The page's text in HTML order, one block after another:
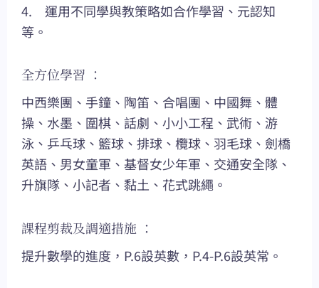
4. 運用不同學與教策略如合作學習、元認知
等。
全方位學習 ：
中西樂團、手鐘、陶笛、合唱團、中國舞、體
操、水墨、圍棋、話劇、小小工程、武術、游
泳、乒乓球、籃球、排球、欖球、羽毛球、劍橋
英語、男女童軍、基督女少年軍、交通安全隊、
升旗隊、小記者、黏土、花式跳繩。
課程剪裁及調適措施 ：
提升數學的進度，P.6設英數，P.4-P.6設英常。